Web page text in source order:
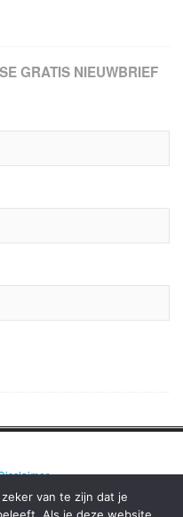
GRATIS NIEUWBRIEF
van te zijn dat je